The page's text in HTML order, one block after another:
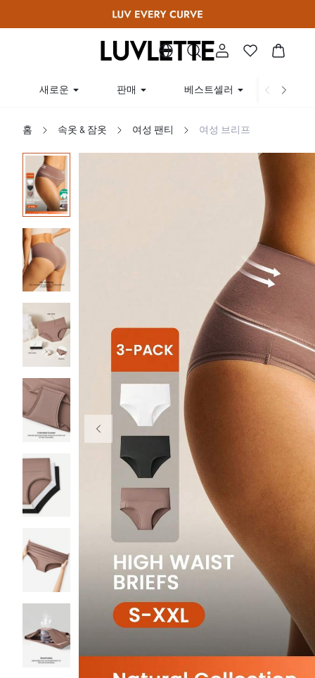
새로운 판매 베스트셀러 곡선
홈 속옷 & 잠옷 여성 팬티 여성 브리프